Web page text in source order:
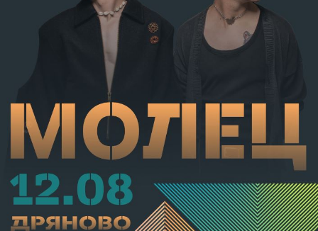
С постановление на Районна прокуратура-Габрово
В.А. е бил задържан за срок до 72 часа, а с
определение на Районен съд-Габрово спрямо него е
взета мярка за неотклонение „домашен арест“.
Съдебният акт е окончателен.